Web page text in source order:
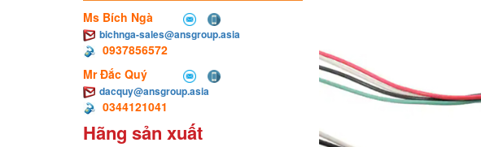
Ms Bích Ngà
bichnga-sales@ansgroup.asia
0937856572
Mr Đắc Quý
dacquy@ansgroup.asia
0344121041
Hãng sản xuất